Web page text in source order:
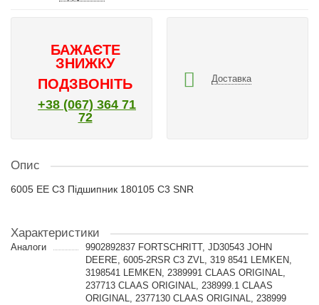
БАЖАЄТЕ
ЗНИЖКУ
ПОДЗВОНІТЬ
+38 (067) 364 71
72
Доставка
Опис
6005 EE C3 Підшипник 180105 C3 SNR
Характеристики
Аналоги
9902892837 FORTSCHRITT, JD30543 JOHN
DEERE, 6005-2RSR C3 ZVL, 319 8541 LEMKEN,
3198541 LEMKEN, 2389991 CLAAS ORIGINAL,
237713 CLAAS ORIGINAL, 238999.1 CLAAS
ORIGINAL, 2377130 CLAAS ORIGINAL, 238999